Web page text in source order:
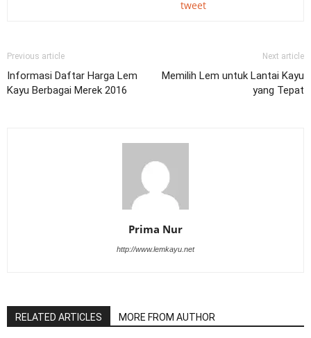
tweet
Previous article
Informasi Daftar Harga Lem
Kayu Berbagai Merek 2016
Next article
Memilih Lem untuk Lantai Kayu
yang Tepat
Prima Nur
http://www.lemkayu.net
RELATED ARTICLES MORE FROM AUTHOR